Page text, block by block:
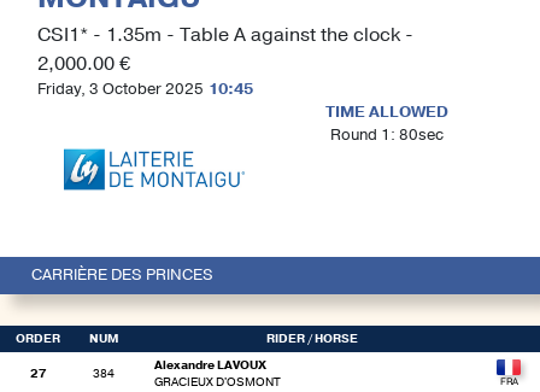
CSI1* - 1.35m - Table A against the clock -
2,000.00 €
Friday, 3 October 2025 10:45
TIME ALLOWED
Round 1: 80sec
CARRIÈRE DES PRINCES
ORDER NUM RIDER/ HORSE
27 384
Alexandre LAVOUX
GRACIEUX D'OSMONT